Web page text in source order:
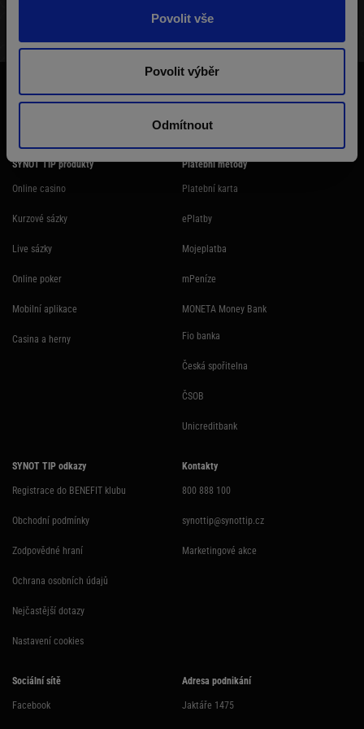
Povolit vše
Povolit výběr
Odmítnout
na hazardní hře může vzniknout závislost! Hazardních her se nemohou
SYNOT TIP produkty
Online casino
Kurzové sázky
Live sázky
Online poker
Mobilní aplikace
Casina a herny
Platební metody
Platební karta
ePlatby
Mojeplatba
mPeníze
MONETA Money Bank
Fio banka
Česká spořitelna
ČSOB
Unicreditbank
SYNOT TIP odkazy
Registrace do BENEFIT klubu
Obchodní podmínky
Zodpovědné hraní
Ochrana osobních údajů
Nejčastější dotazy
Nastavení cookies
Kontakty
800 888 100
synottip@synottip.cz
Marketingové akce
Sociální sítě
Facebook
Adresa podnikání
Jaktáře 1475